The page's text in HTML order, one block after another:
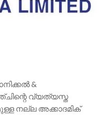
&
വ്യത്യസ്ത
നല്ല അക്കാദമിക്